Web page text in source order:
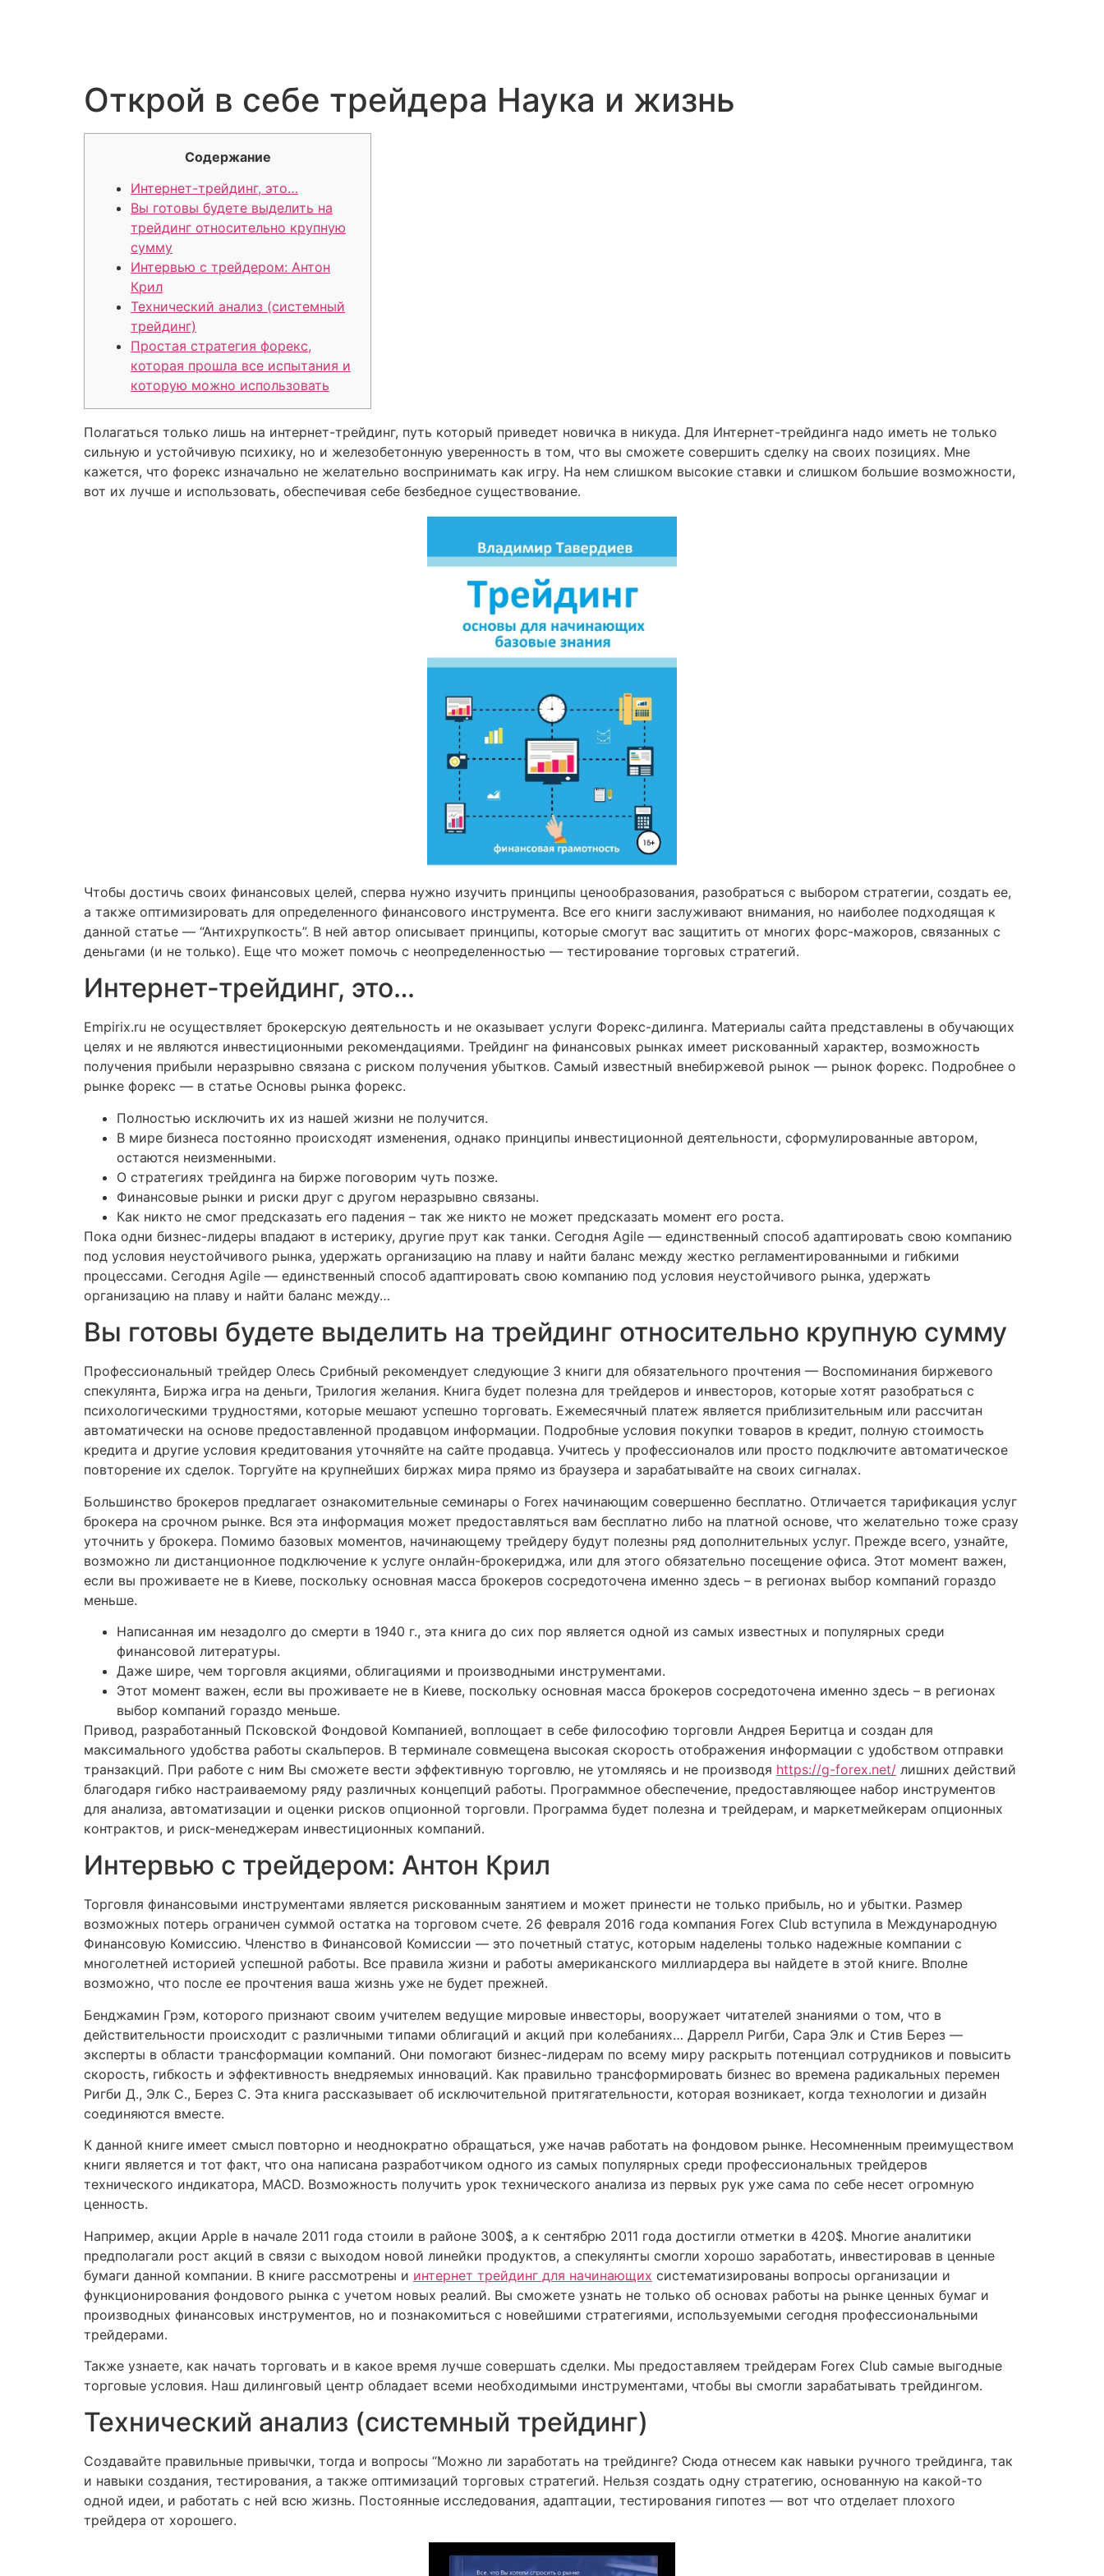
Открой в себе трейдера Наука и жизнь
Содержание
Интернет-трейдинг, это…
Вы готовы будете выделить на
трейдинг относительно крупную
сумму
Интервью с трейдером: Антон
Крил
Технический анализ (системный
трейдинг)
Простая стратегия форекс,
которая прошла все испытания и
которую можно использовать
Полагаться только лишь на интернет-трейдинг, путь который приведет новичка в никуда. Для Интернет-трейдинга надо иметь не только
сильную и устойчивую психику, но и железобетонную уверенность в том, что вы сможете совершить сделку на своих позициях. Мне
кажется, что форекс изначально не желательно воспринимать как игру. На нем слишком высокие ставки и слишком большие возможности,
вот их лучше и использовать, обеспечивая себе безбедное существование.
Чтобы достичь своих финансовых целей, сперва нужно изучить принципы ценообразования, разобраться с выбором стратегии, создать ее,
а также оптимизировать для определенного финансового инструмента. Все его книги заслуживают внимания, но наиболее подходящая к
данной статье — “Антихрупкость”. В ней автор описывает принципы, которые смогут вас защитить от многих форс-мажоров, связанных с
деньгами (и не только). Еще что может помочь с неопределенностью — тестирование торговых стратегий.
Интернет-трейдинг, это…
Empirix.ru не осуществляет брокерскую деятельность и не оказывает услуги Форекс-дилинга. Материалы сайта представлены в обучающих
целях и не являются инвестиционными рекомендациями. Трейдинг на финансовых рынках имеет рискованный характер, возможность
получения прибыли неразрывно связана с риском получения убытков. Самый известный внебиржевой рынок — рынок форекс. Подробнее о
рынке форекс — в статье Основы рынка форекс.
Полностью исключить их из нашей жизни не получится.
В мире бизнеса постоянно происходят изменения, однако принципы инвестиционной деятельности, сформулированные автором,
остаются неизменными.
О стратегиях трейдинга на бирже поговорим чуть позже.
Финансовые рынки и риски друг с другом неразрывно связаны.
Как никто не смог предсказать его падения – так же никто не может предсказать момент его роста.
Пока одни бизнес-лидеры впадают в истерику, другие прут как танки. Сегодня Agile — единственный способ адаптировать свою компанию
под условия неустойчивого рынка, удержать организацию на плаву и найти баланс между жестко регламентированными и гибкими
процессами. Сегодня Agile — единственный способ адаптировать свою компанию под условия неустойчивого рынка, удержать
организацию на плаву и найти баланс между…
Вы готовы будете выделить на трейдинг относительно крупную сумму
Профессиональный трейдер Олесь Срибный рекомендует следующие 3 книги для обязательного прочтения — Воспоминания биржевого
спекулянта, Биржа игра на деньги, Трилогия желания. Книга будет полезна для трейдеров и инвесторов, которые хотят разобраться с
психологическими трудностями, которые мешают успешно торговать. Ежемесячный платеж является приблизительным или рассчитан
автоматически на основе предоставленной продавцом информации. Подробные условия покупки товаров в кредит, полную стоимость
кредита и другие условия кредитования уточняйте на сайте продавца. Учитесь у профессионалов или просто подключите автоматическое
повторение их сделок. Торгуйте на крупнейших биржах мира прямо из браузера и зарабатывайте на своих сигналах.
Большинство брокеров предлагает ознакомительные семинары о Forex начинающим совершенно бесплатно. Отличается тарификация услуг
брокера на срочном рынке. Вся эта информация может предоставляться вам бесплатно либо на платной основе, что желательно тоже сразу
уточнить у брокера. Помимо базовых моментов, начинающему трейдеру будут полезны ряд дополнительных услуг. Прежде всего, узнайте,
возможно ли дистанционное подключение к услуге онлайн-брокериджа, или для этого обязательно посещение офиса. Этот момент важен,
если вы проживаете не в Киеве, поскольку основная масса брокеров сосредоточена именно здесь – в регионах выбор компаний гораздо
меньше.
Написанная им незадолго до смерти в 1940 г., эта книга до сих пор является одной из самых известных и популярных среди
финансовой литературы.
Даже шире, чем торговля акциями, облигациями и производными инструментами.
Этот момент важен, если вы проживаете не в Киеве, поскольку основная масса брокеров сосредоточена именно здесь – в регионах
выбор компаний гораздо меньше.
Привод, разработанный Псковской Фондовой Компанией, воплощает в себе философию торговли Андрея Беритца и создан для
максимального удобства работы скальперов. В терминале совмещена высокая скорость отображения информации с удобством отправки
транзакций. При работе с ним Вы сможете вести эффективную торговлю, не утомляясь и не производя https://g-forex.net/ лишних действий
благодаря гибко настраиваемому ряду различных концепций работы. Программное обеспечение, предоставляющее набор инструментов
для анализа, автоматизации и оценки рисков опционной торговли. Программа будет полезна и трейдерам, и маркетмейкерам опционных
контрактов, и риск-менеджерам инвестиционных компаний.
Интервью с трейдером: Антон Крил
Торговля финансовыми инструментами является рискованным занятием и может принести не только прибыль, но и убытки. Размер
возможных потерь ограничен суммой остатка на торговом счете. 26 февраля 2016 года компания Forex Club вступила в Международную
Финансовую Комиссию. Членство в Финансовой Комиссии — это почетный статус, которым наделены только надежные компании с
многолетней историей успешной работы. Все правила жизни и работы американского миллиардера вы найдете в этой книге. Вполне
возможно, что после ее прочтения ваша жизнь уже не будет прежней.
Бенджамин Грэм, которого признают своим учителем ведущие мировые инвесторы, вооружает читателей знаниями о том, что в
действительности происходит с различными типами облигаций и акций при колебаниях… Даррелл Ригби, Сара Элк и Стив Берез —
эксперты в области трансформации компаний. Они помогают бизнес-лидерам по всему миру раскрыть потенциал сотрудников и повысить
скорость, гибкость и эффективность внедряемых инноваций. Как правильно трансформировать бизнес во времена радикальных перемен
Ригби Д., Элк С., Берез С. Эта книга рассказывает об исключительной притягательности, которая возникает, когда технологии и дизайн
соединяются вместе.
К данной книге имеет смысл повторно и неоднократно обращаться, уже начав работать на фондовом рынке. Несомненным преимуществом
книги является и тот факт, что она написана разработчиком одного из самых популярных среди профессиональных трейдеров
технического индикатора, MACD. Возможность получить урок технического анализа из первых рук уже сама по себе несет огромную
ценность.
Например, акции Apple в начале 2011 года стоили в районе 300$, а к сентябрю 2011 года достигли отметки в 420$. Многие аналитики
предполагали рост акций в связи с выходом новой линейки продуктов, а спекулянты смогли хорошо заработать, инвестировав в ценные
бумаги данной компании. В книге рассмотрены и интернет трейдинг для начинающих систематизированы вопросы организации и
функционирования фондового рынка с учетом новых реалий. Вы сможете узнать не только об основах работы на рынке ценных бумаг и
производных финансовых инструментов, но и познакомиться с новейшими стратегиями, используемыми сегодня профессиональными
трейдерами.
Также узнаете, как начать торговать и в какое время лучше совершать сделки. Мы предоставляем трейдерам Forex Club самые выгодные
торговые условия. Наш дилинговый центр обладает всеми необходимыми инструментами, чтобы вы смогли зарабатывать трейдингом.
Технический анализ (системный трейдинг)
Создавайте правильные привычки, тогда и вопросы “Можно ли заработать на трейдинге? Сюда отнесем как навыки ручного трейдинга, так
и навыки создания, тестирования, а также оптимизаций торговых стратегий. Нельзя создать одну стратегию, основанную на какой-то
одной идеи, и работать с ней всю жизнь. Постоянные исследования, адаптации, тестирования гипотез — вот что отделает плохого
трейдера от хорошего.